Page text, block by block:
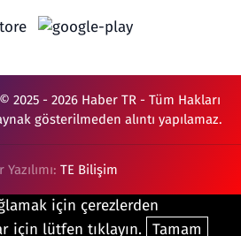
2025 - 2026 Haber TR - Tüm Hakları
gösterilmeden alıntı yapılamaz.
TE Bilişim
için çerezlerden
için lütfen tıklayın. Tamam